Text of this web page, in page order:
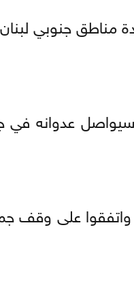
مناطق جنوبي
سيواصل عدوانه
واتفقوا على وقف